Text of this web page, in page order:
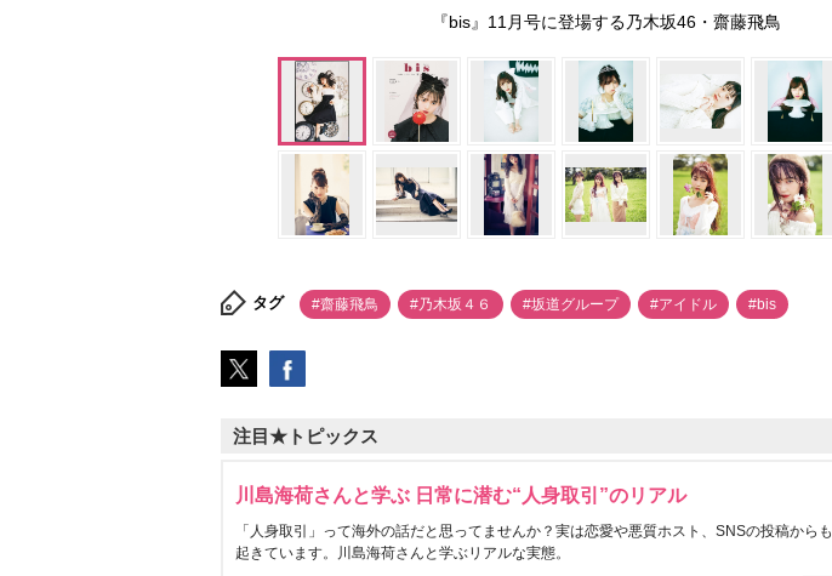
『bis』11月号に登場する乃木坂46・齋藤飛鳥
タグ #齋藤飛鳥 #乃木坂４６ #坂道グループ #アイドル #bis
注目★トピックス
川島海荷さんと学ぶ 日常に潜む“人身取引”のリアル
「人身取引」って海外の話だと思ってませんか？実は恋愛や悪質ホスト、SNSの投稿からも
起きています。川島海荷さんと学ぶリアルな実態。